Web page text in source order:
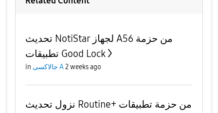
تحديث NotiStar لجهاز A56 من حزمة
تطبيقات Good Lock
in جالاكسى A2 weeks ago
نزول تحديث Routine+ من حزمة تطبيقات